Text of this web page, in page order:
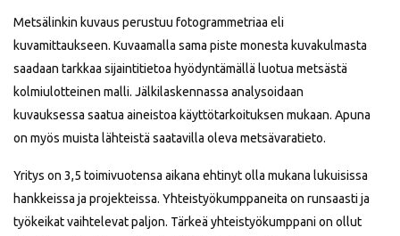
Metsälinkin kuvaus perustuu fotogrammetriaa eli
kuvamittaukseen. Kuvaamalla sama piste monesta kuvakulmasta
saadaan tarkkaa sijaintitietoa hyödyntämällä luotua metsästä
kolmiulotteinen malli. Jälkilaskennassa analysoidaan
kuvauksessa saatua aineistoa käyttötarkoituksen mukaan. Apuna
on myös muista lähteistä saatavilla oleva metsävaratieto.
Yritys on 3,5 toimivuotensa aikana ehtinyt olla mukana lukuisissa
hankkeissa ja projekteissa. Yhteistyökumppaneita on runsaasti ja
työkeikat vaihtelevat paljon. Tärkeä yhteistyökumppani on ollut